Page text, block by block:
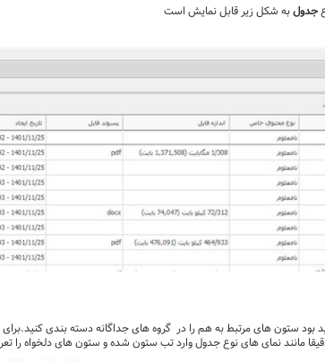
جدولبه شکل زیر قابل نمایش است
بود ستون های مرتبط به هم را در گروه های جداگانه دسته بندی
مانند نمای های نوع جدول وارد تب ستون شده و ستون های دلخواه را